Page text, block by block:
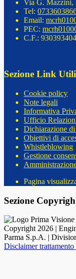
Via G. Mazzini,
Tel:
Email:
PEC:
C.F.:
Sezione Link Utili
Cookie policy
Note legali
Informativa
Ufficio
Dichiarazione di
Obiettivi di
Whistleblowing
Gestione
Pagina
Sezione
Copyright 2026 |
Parma S.p.A. |
Disclaimer trattamento